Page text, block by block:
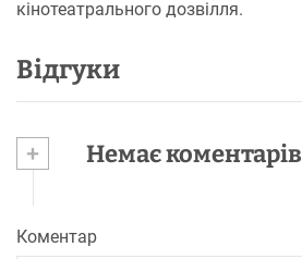
кінотеатрального дозвілля.
Відгуки
+ Немає коментарів
Коментар